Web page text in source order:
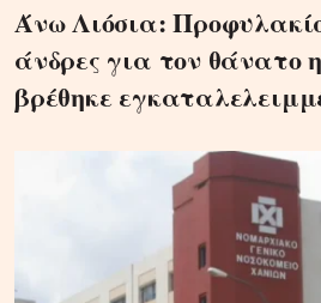
Άνω Λιόσια:
άνδρες για τον θάνατο
βρέθηκε